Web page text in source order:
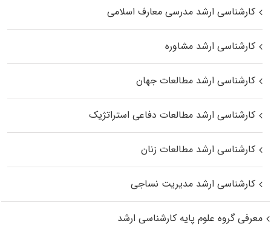
کارشناسی ارشد مدرسی معارف اسلامی
کارشناسی ارشد مشاوره
کارشناسی ارشد مطالعات جهان
کارشناسی ارشد مطالعات دفاعی استراتژیک
کارشناسی ارشد مطالعات زنان
کارشناسی ارشد مدیریت نساجی
معرفی گروه علوم پایه کارشناسی ارشد